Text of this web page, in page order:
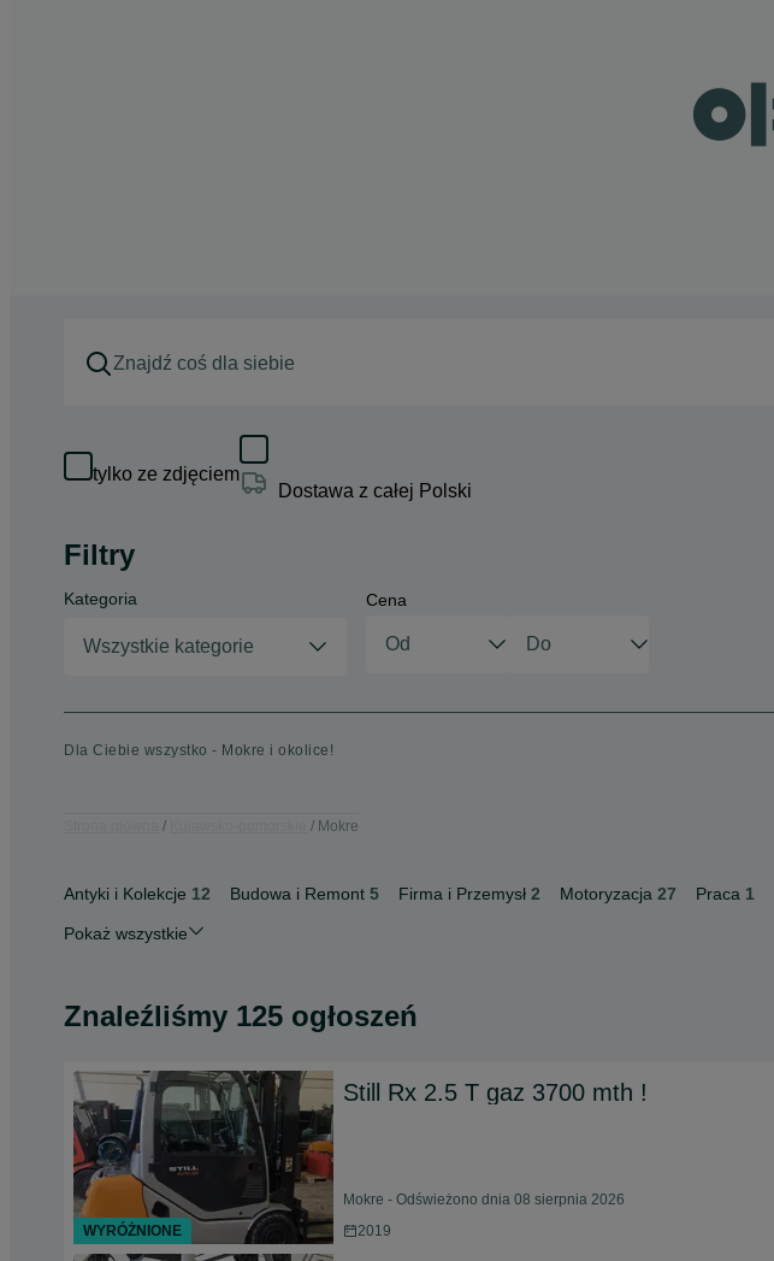
tylko ze zdjęciem
Dostawa z całej Polski
Filtry
Kategoria
Wszystkie kategorie
Cena
Dla Ciebie wszystko - Mokre i okolice!
Mokre
Antyki i Kolekcje 12 Budowa i Remont 5 Firma i Przemysł 2 Motoryzacja 27 Praca 1
Pokaż wszystkie
Znaleźliśmy 125 ogłoszeń
Still Rx 2.5 T gaz 3700 mth !
Mokre - Odświeżono dnia 08 sierpnia 2026
2019
WYRÓŻNIONE